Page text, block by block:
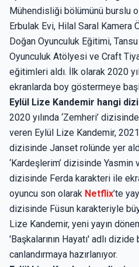
Mühendisliği bölümünü burslu
Erbulak Evi, Hilal Saral Kamera
Doğan Oyunculuk Eğitimi,
Oyunculuk Atölyesi ve Craft
eğitimleri aldı. İlk olarak 2020
ekranlarda boy göstermeye
Eylül Lize Kandemir hangi
2020 yılında ‘Zemheri’
veren Eylül Lize Kandemir, 2021
dizisinde Janset rolünde yer
‘Kardeşlerim’ dizisinde Yasmin
dizisinde Ferda karakteri ile
oyuncu son olarak Netflix’te
dizisinde Füsun karakteriyle
Lize Kandemir, yeni yayın
'Başkalarının Hayatı' adlı
canlandırmaya hazırlanıyor.